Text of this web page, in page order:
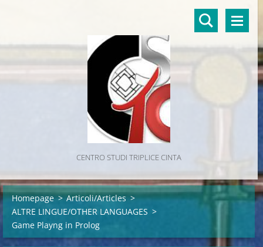
CENTRO STUDI TRIPLICE CINTA
Homepage > Articoli/Articles >
ALTRE LINGUE/OTHER LANGUAGES >
Game Playng in Prolog